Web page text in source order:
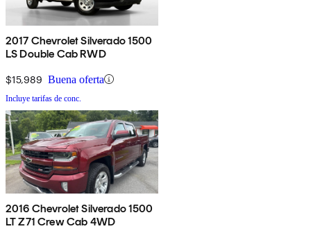
2017 Chevrolet Silverado 1500
LS Double Cab RWD
$15,989 Buena oferta
Incluye tarifas de conc.
2016 Chevrolet Silverado 1500
LT Z71 Crew Cab 4WD